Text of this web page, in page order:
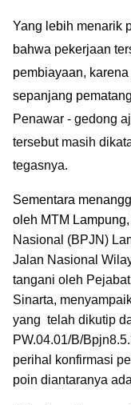
Yang lebih menarik
bahwa pekerjaan
pembiayaan,
sepanjang
Penawar - gedong
tersebut masih
tegasnya.
Sementara
oleh MTM
Nasional (BPJN)
Jalan Nasional
tangani oleh
Sinarta,
yang telah dikutip
PW.04.01/B/
perihal konfirmasi
poin diantaranya